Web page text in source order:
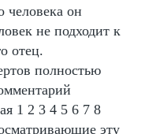
человека он
не подходит к
отец.
полностью
1 2 3 4 5 6 7 8
эту